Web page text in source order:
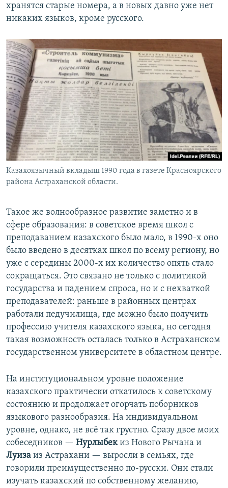
хранятся старые номера, а в новых давно уже нет
никаких языков, кроме русского.
Казахоязычный вкладыш 1990 года в газете Красноярского
района Астраханской области.
Такое же волнообразное развитие заметно и в
сфере образования: в советское время школ с
преподаванием казахского было мало, в 1990-х оно
было введено в десятках школ по всему региону, но
уже с середины 2000-х их количество опять стало
сокращаться. Это связано не только с политикой
государства и падением спроса, но и с нехваткой
преподавателей: раньше в районных центрах
работали педучилища, где можно было получить
профессию учителя казахского языка, но сегодня
такая возможность осталась только в Астраханском
государственном университете в областном центре.
На институциональном уровне положение
казахского практически откатилось к советскому
состоянию и продолжает огорчать поборников
языкового разнообразия. На индивидуальном
уровне, однако, не всё так грустно. Сразу двое моих
собеседников — Нурлыбекиз Нового Рычана и
Луиза из Астрахани — выросли в семьях, где
говорили преимущественно по-русски. Они стали
изучать казахский по собственному желанию,